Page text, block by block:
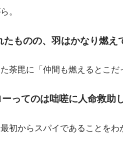
。
ものの、羽はかなり燃え
荼毘に「仲間も燃えるとこだ
ってのは咄嗟に人命救助
初からスパイであることを